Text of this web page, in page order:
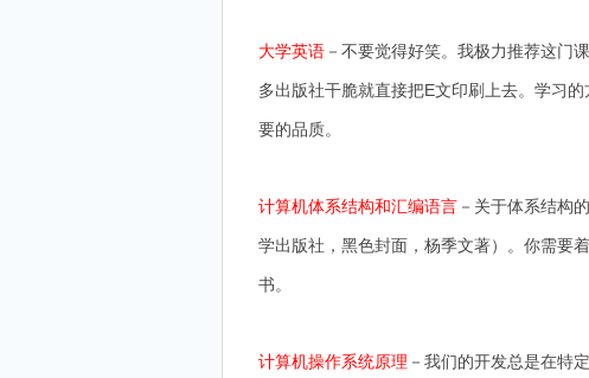
大学英语 －不要觉得好笑。我极力推荐这门
多出版社干脆就直接把E文印刷上去。学习
要的品质。
计算机体系结构和汇编语言 －关于体系结构
学出版社，黑色封面，杨季文著）。你需要
书。
计算机操作系统原理 －我们的开发总是在特